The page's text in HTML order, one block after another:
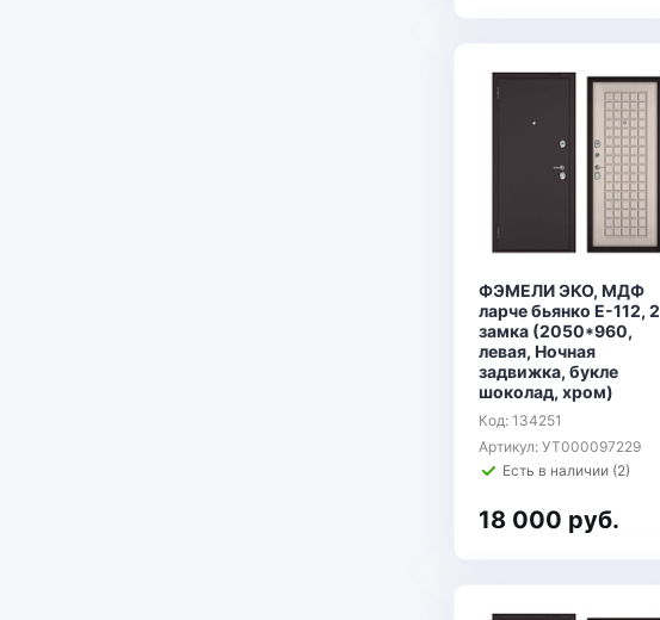
ФЭМЕЛИ ЭКО, МДФ
ларче бьянко E-112, 2
замка (2050*960,
левая, Ночная
задвижка, букле
шоколад, хром)
Код: 134251
Артикул: УТ000097229
Есть в наличии (2)
18 000 руб.